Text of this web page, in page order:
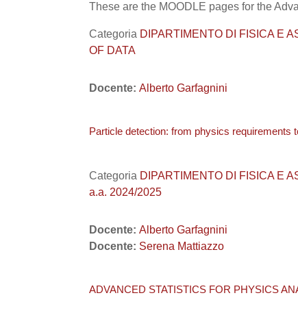
These are the MOODLE pages for the
Categoria DIPARTIMENTO DI FISICA E
OF DATA
Docente: Alberto Garfagnini
Particle detection: from physics requirements
Categoria DIPARTIMENTO DI FISICA E
a.a. 2024/2025
Docente: Alberto Garfagnini
Docente: Serena Mattiazzo
ADVANCED STATISTICS FOR PHYSICS